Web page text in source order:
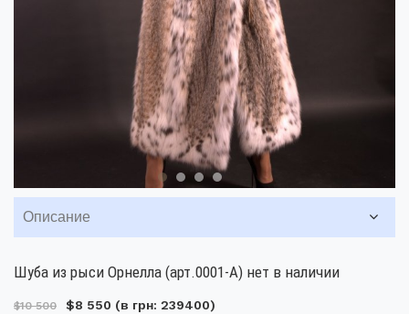
Описание
Шуба из рыси Орнелла (арт.0001-А) нет в наличии
$10 500 $8 550 (в грн: 239400)